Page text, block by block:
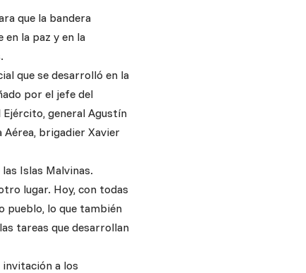
que la bandera
en la paz y en la
que se desarrolló en la
por el jefe del
Ejército, general Agustín
Aérea, brigadier Xavier
Islas Malvinas.
lugar. Hoy, con todas
pueblo, lo que también
tareas que desarrollan
invitación a los